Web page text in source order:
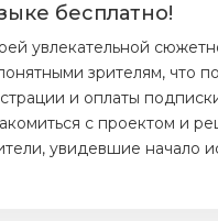
бесплатно!
увлекательной
зрителям, что
и оплаты
с проектом и
увидевшие начало